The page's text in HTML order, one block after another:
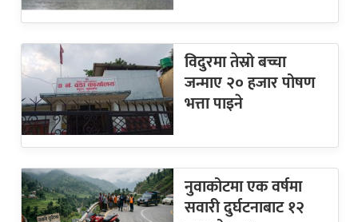
विदुरमा तेस्रो बच्चा
जन्माए २० हजार पोषण
भत्ता पाइने
नुवाकोटमा एक वर्षमा
सवारी दुर्घटनाबाट १२